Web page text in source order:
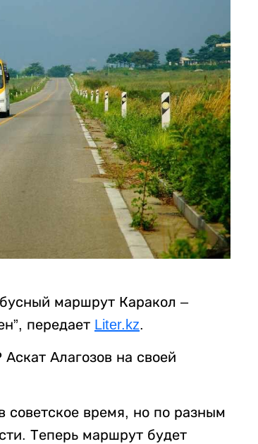
маршрут Каракол –
передает Liter.kz.
Алагозов на своей
время, но по разным
Теперь маршрут будет